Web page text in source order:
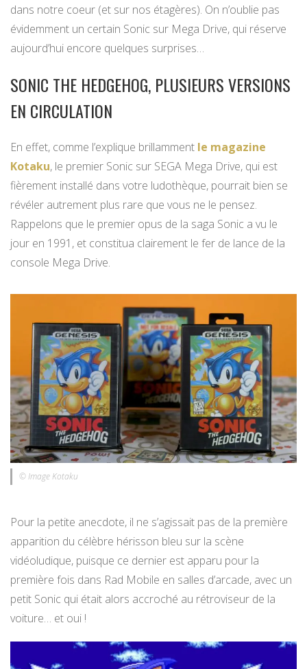
dans notre coeur (et sur nos étagères). On n’oublie pas
évidemment un certain Sonic sur Mega Drive, qui réserve
aujourd’hui encore quelques surprises…
SONIC THE HEDGEHOG, PLUSIEURS VERSIONS
EN CIRCULATION
En effet, comme l’explique brillamment le magazine
Kotaku, le premier Sonic sur SEGA Mega Drive, qui est
fièrement installé dans votre ludothèque, pourrait bien se
révéler autrement plus rare que vous ne le pensez.
Rappelons que le premier opus de la saga Sonic a vu le
jour en 1991, et constitua clairement le fer de lance de la
console Mega Drive.
© Image Kotaku
Pour la petite anecdote, il ne s’agissait pas de la première
apparition du célèbre hérisson bleu sur la scène
vidéoludique, puisque ce dernier est apparu pour la
première fois dans Rad Mobile en salles d’arcade, avec un
petit Sonic qui était alors accroché au rétroviseur de la
voiture… et oui !